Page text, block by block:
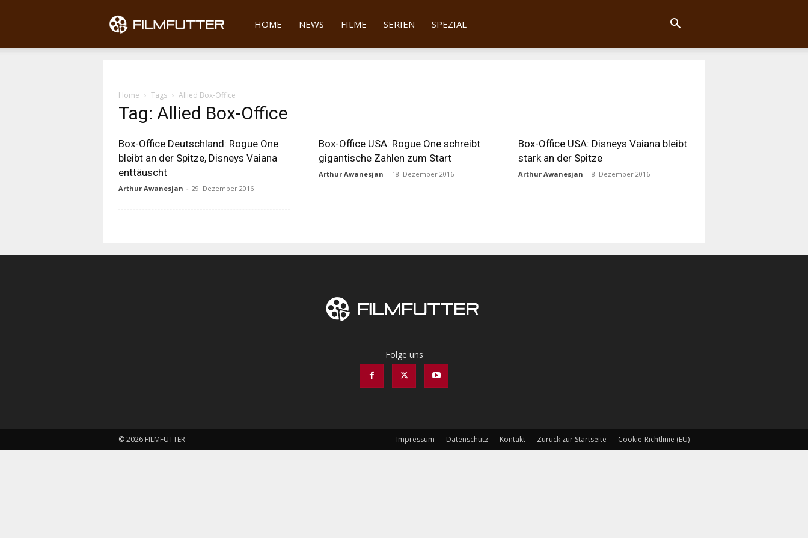
Filmfutter
HOME NEWS FILME SERIEN SPEZIAL
Home Tags Allied Box-Office
Tag: Allied Box-Office
Box-Office Deutschland: Rogue One
bleibt an der Spitze, Disneys Vaiana
enttäuscht
Arthur Awanesjan - 29. Dezember 2016
Box-Office USA: Rogue One schreibt
gigantische Zahlen zum Start
Arthur Awanesjan - 18. Dezember 2016
Box-Office USA: Disneys Vaiana bleibt
stark an der Spitze
Arthur Awanesjan - 8. Dezember 2016
Folge uns
Impressum Datenschutz Kontakt Zurück zur Startseite Cookie-Richtlinie (EU)
© 2026 FILMFUTTER